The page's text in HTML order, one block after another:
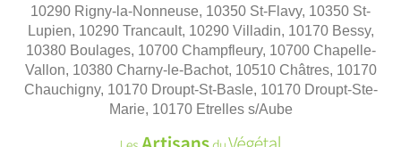
10290 Rigny-la-Nonneuse, 10350 St-Flavy, 10350 St-
Lupien, 10290 Trancault, 10290 Villadin, 10170 Bessy,
10380 Boulages, 10700 Champfleury, 10700 Chapelle-
Vallon, 10380 Charny-le-Bachot, 10510 Châtres, 10170
Chauchigny, 10170 Droupt-St-Basle, 10170 Droupt-Ste-
Marie, 10170 Etrelles s/Aube